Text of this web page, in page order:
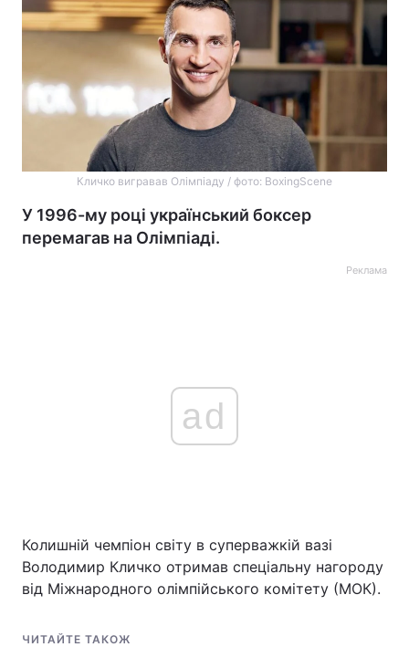
Кличко вигравав Олімпіаду / фото: BoxingScene
У 1996-му році український боксер
перемагав на Олімпіаді.
Реклама
ad
Колишній чемпіон світу в суперважкій вазі
Володимир Кличко отримав спеціальну нагороду
від Міжнародного олімпійського комітету (МОК).
ЧИТАЙТЕ ТАКОЖ